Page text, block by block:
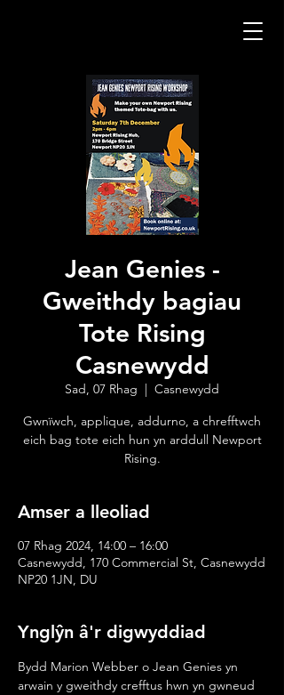
Jean Genies -
Gweithdy bagiau
Tote Rising
Casnewydd
Sad, 07 Rhag
  |
Casnewydd
Gwnïwch, applique, addurno, a chrefftwch
eich bag tote eich hun yn arddull Newport
Rising.
Amser a lleoliad
07 Rhag 2024, 14:00 – 16:00
Casnewydd, 170 Commercial St, Casnewydd
NP20 1JN, DU
Ynglŷn â'r digwyddiad
Bydd Marion Webber o Jean Genies yn
arwain y gweithdy crefftus hwn yn gwneud